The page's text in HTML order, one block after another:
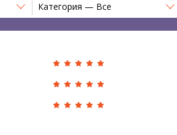
Категория — Все